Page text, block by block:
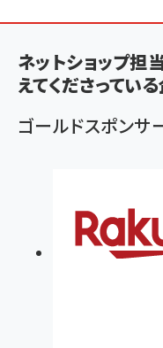
ン
く
ず
ネットショップ担
えてくださってい
ゴールドスポンサ